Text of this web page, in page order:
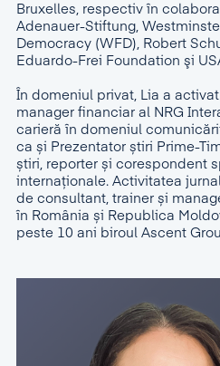
Bruxelles, respectiv în
Adenauer-Stiftung,
Democracy (WFD), Robert
Eduardo-Frei Foundation şi
În domeniul privat, Lia a
manager financiar al NRG
carieră în domeniul
ca și Prezentator știri Prime-
știri, reporter și corespondent
internaționale. Activitatea
de consultant, trainer și
în România și Republica
peste 10 ani biroul Ascent